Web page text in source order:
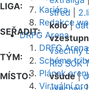
Kariéra
Redakce
DRFG Arena
DRFG Arena
Schéma
Plánek
Virtuální
LIGA:
střed
SEŘADIT:
kolo|
TÝM:
všechny
RIS SOK
MÍSTO:
všude|